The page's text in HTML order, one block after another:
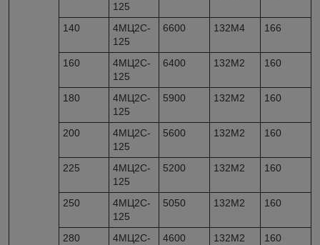
125
140
4МЦ2С-
125
6600 132M4 166
160
4МЦ2С-
125
6400 132М2 160
180
4МЦ2С-
125
5900 132М2 160
200
4МЦ2С-
125
5600 132М2 160
225
4МЦ2С-
125
5200 132М2 160
250
4МЦ2С-
125
5050 132М2 160
280
4МЦ2С-
4600 132М2 160